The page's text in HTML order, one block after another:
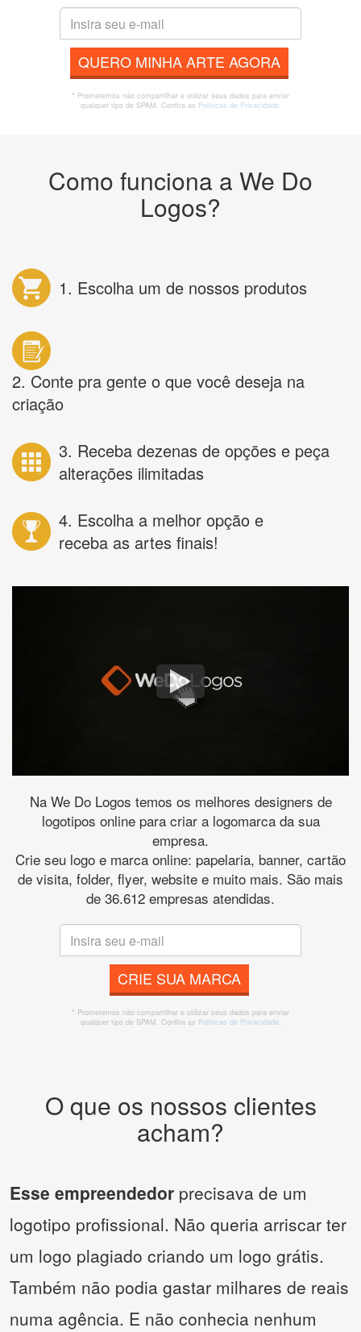
QUERO MINHA ARTE AGORA
* Prometemos não compartilhar e utilizar seus dados para enviar
qualquer tipo de SPAM. Confira as Políticas de Privacidade.
Como funciona a We Do
Logos?
1. Escolha um de nossos produtos
2. Conte pra gente o que você deseja na
criação
3. Receba dezenas de opções e peça
alterações ilimitadas
4. Escolha a melhor opção e
receba as artes finais!
Na We Do Logos temos os melhores designers de
logotipos online para criar a logomarca da sua
empresa.
Crie seu logo e marca online: papelaria, banner, cartão
de visita, folder, flyer, website e muito mais. São mais
de 36.612 empresas atendidas.
CRIE SUA MARCA
* Prometemos não compartilhar e utilizar seus dados para enviar
qualquer tipo de SPAM. Confira as Políticas de Privacidade.
O que os nossos clientes
acham?
Esse empreendedor precisava de um
logotipo profissional. Não queria arriscar ter
um logo plagiado criando um logo grátis.
Também não podia gastar milhares de reais
numa agência. E não conhecia nenhum